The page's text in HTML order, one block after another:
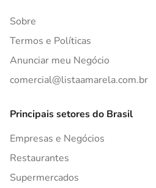
Sobre
Termos e Políticas
Anunciar meu Negócio
comercial@listaamarela.com.br
Principais setores do Brasil
Empresas e Negócios
Restaurantes
Supermercados